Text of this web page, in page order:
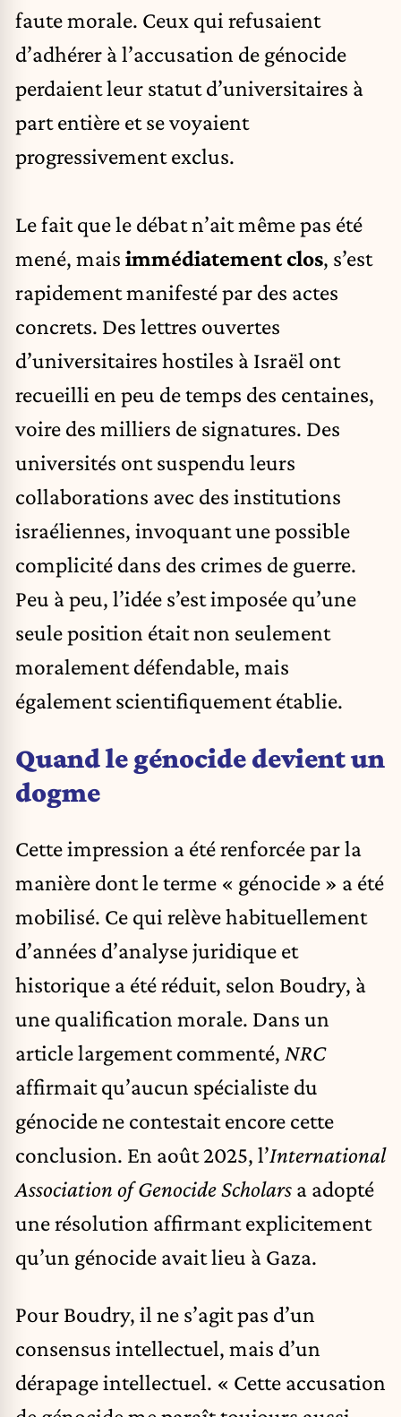
faute morale. Ceux qui refusaient
d’adhérer à l’accusation de génocide
perdaient leur statut d’universitaires à
part entière et se voyaient
progressivement exclus.
Le fait que le débat n’ait même pas été
mené, mais immédiatement clos, s’est
rapidement manifesté par des actes
concrets. Des lettres ouvertes
d’universitaires hostiles à Israël ont
recueilli en peu de temps des centaines,
voire des milliers de signatures. Des
universités ont suspendu leurs
collaborations avec des institutions
israéliennes, invoquant une possible
complicité dans des crimes de guerre.
Peu à peu, l’idée s’est imposée qu’une
seule position était non seulement
moralement défendable, mais
également scientifiquement établie.
Quand le génocide devient un
dogme
Cette impression a été renforcée par la
manière dont le terme « génocide » a été
mobilisé. Ce qui relève habituellement
d’années d’analyse juridique et
historique a été réduit, selon Boudry, à
une qualification morale. Dans un
article largement commenté, NRC
affirmait qu’aucun spécialiste du
génocide ne contestait encore cette
conclusion. En août 2025, l’International
Association of Genocide Scholars a adopté
une résolution affirmant explicitement
qu’un génocide avait lieu à Gaza.
Pour Boudry, il ne s’agit pas d’un
consensus intellectuel, mais d’un
dérapage intellectuel. « Cette accusation